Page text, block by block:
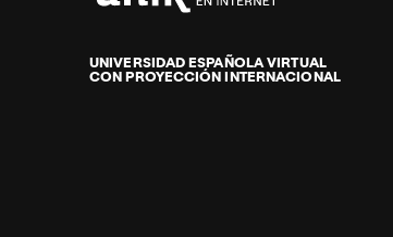
de
La
UNIVERSIDAD ESPAÑOLA VIRTUAL
CON PROYECCIÓN INTERNACIONAL